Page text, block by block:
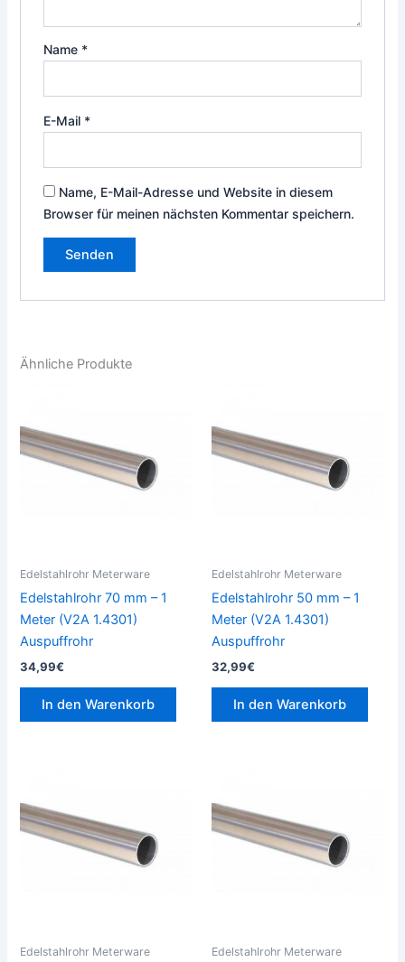
Name *
E-Mail *
Name, E-Mail-Adresse und Website in diesem
Browser für meinen nächsten Kommentar speichern.
Ähnliche Produkte
Edelstahlrohr Meterware
Edelstahlrohr 70 mm – 1
Meter (V2A 1.4301)
Auspuffrohr
34,99€
In den Warenkorb
Edelstahlrohr Meterware
Edelstahlrohr 50 mm – 1
Meter (V2A 1.4301)
Auspuffrohr
32,99€
In den Warenkorb
Edelstahlrohr Meterware Edelstahlrohr Meterware